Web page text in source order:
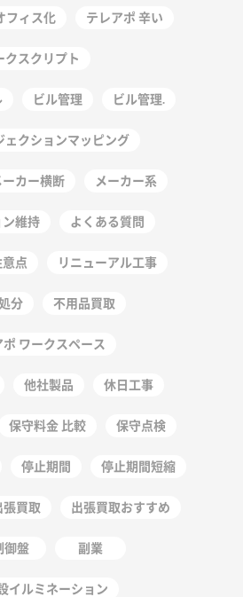
フィス化 テレアポ 辛い
クスクリプト
ビル管理 ビル管理.
ェクションマッピング
ーカー横断 メーカー系
維持 よくある質問
点 リニューアル工事
分 不用品買取
ワークスペース
他社製品 休日工事
保守料金 比較 保守点検
停止期間 停止期間短縮
張買取 出張買取おすすめ
御盤 副業
イルミネーション